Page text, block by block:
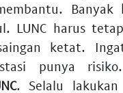
Banyak
LUNC harus
ketat.
punya
. Selalu